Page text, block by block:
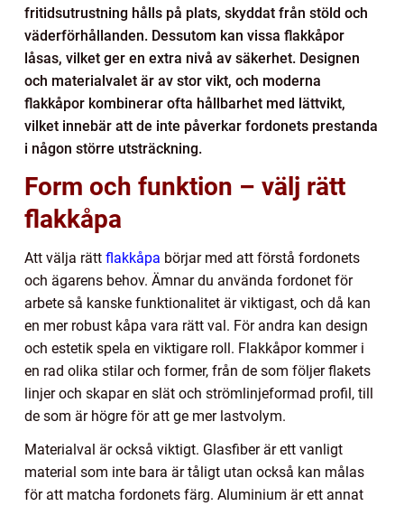
fritidsutrustning hålls på plats, skyddat från stöld och
väderförhållanden. Dessutom kan vissa flakkåpor
låsas, vilket ger en extra nivå av säkerhet. Designen
och materialvalet är av stor vikt, och moderna
flakkåpor kombinerar ofta hållbarhet med lättvikt,
vilket innebär att de inte påverkar fordonets prestanda
i någon större utsträckning.
Form och funktion – välj rätt
flakkåpa
Att välja rätt flakkåpa börjar med att förstå fordonets
och ägarens behov. Ämnar du använda fordonet för
arbete så kanske funktionalitet är viktigast, och då kan
en mer robust kåpa vara rätt val. För andra kan design
och estetik spela en viktigare roll. Flakkåpor kommer i
en rad olika stilar och former, från de som följer flakets
linjer och skapar en slät och strömlinjeformad profil, till
de som är högre för att ge mer lastvolym.
Materialval är också viktigt. Glasfiber är ett vanligt
material som inte bara är tåligt utan också kan målas
för att matcha fordonets färg. Aluminium är ett annat